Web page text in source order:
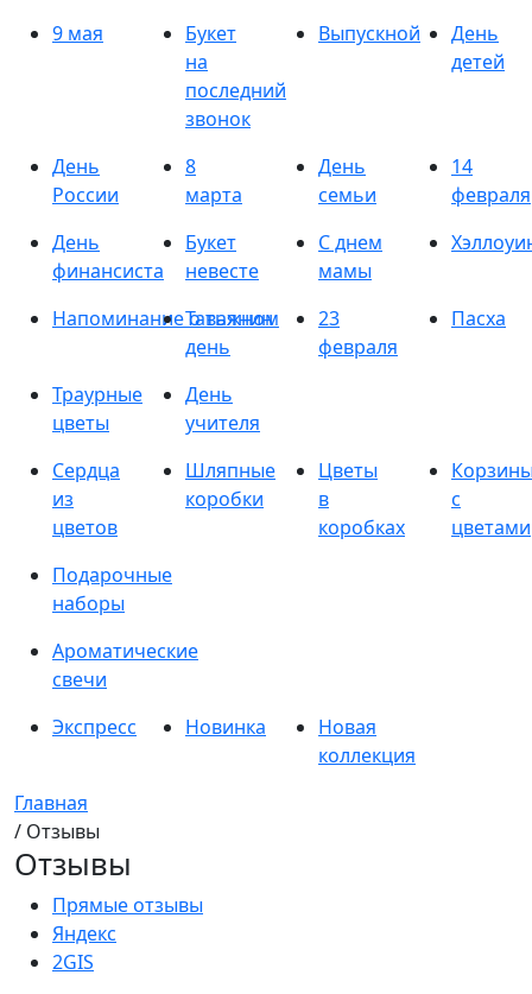
9 мая
Букет
на
последний
звонок
Выпускной
День
детей
День
России
8
марта
День
семьи
14
февраля
День
финансиста
Букет
невесте
С днем
мамы
Напоминание о важном
Татьянин
день
23
февраля
Пасха
Траурные
цветы
День
учителя
Сердца
из
цветов
Шляпные
коробки
Цветы
в
коробках
с
цветами
Подарочные
наборы
Ароматические
свечи
Экспресс
Новинка
Новая
коллекция
Главная
/ Отзывы
Отзывы
Прямые отзывы
Яндекс
2GIS